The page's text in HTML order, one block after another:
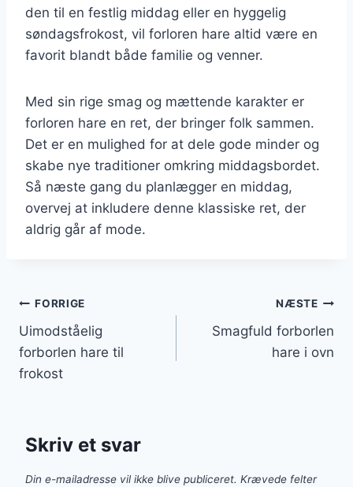
den til en festlig middag eller en hyggelig
søndagsfrokost, vil forloren hare altid være en
favorit blandt både familie og venner.
Med sin rige smag og mættende karakter er
forloren hare en ret, der bringer folk sammen.
Det er en mulighed for at dele gode minder og
skabe nye traditioner omkring middagsbordet.
Så næste gang du planlægger en middag,
overvej at inkludere denne klassiske ret, der
aldrig går af mode.
Indlægsnavigation
FORRIGE
Uimodståelig
forborlen hare til
frokost
NÆSTE
Smagfuld forborlen
hare i ovn
Skriv et svar
Din e-mailadresse vil ikke blive publiceret. Krævede felter